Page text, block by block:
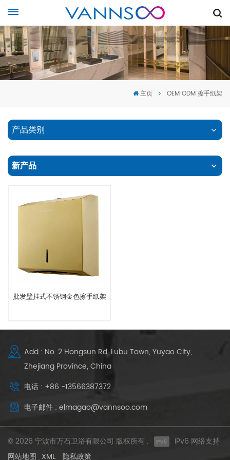
主页 OEM ODM 擦手纸架
产品类别
新产品
批发壁挂式不锈钢金色擦手纸架
Add : No. 2 Hongsun Rd, Lubu Town, Yuyao City,
Zhejiang Province, China
电话 : +86 -13566387372
电子邮件 : elmagao@vannsoo.com
© 2026 宁波市万石卫浴有限公司 版权所有 .
IPv6 网络支持
网站地图 XML 隐私政策